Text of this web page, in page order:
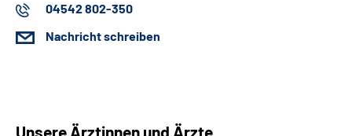
04542 802-350
Nachricht schreiben
Unsere Ärztinnen und Ärzte